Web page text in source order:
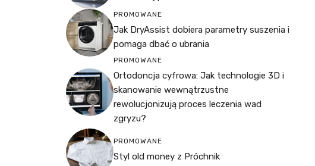
PROMOWANE
Jak DryAssist dobiera parametry suszenia i
pomaga dbać o ubrania
PROMOWANE
Ortodoncja cyfrowa: Jak technologie 3D i
skanowanie wewnątrzustne
rewolucjonizują proces leczenia wad
zgryzu?
PROMOWANE
Styl old money z Próchnik